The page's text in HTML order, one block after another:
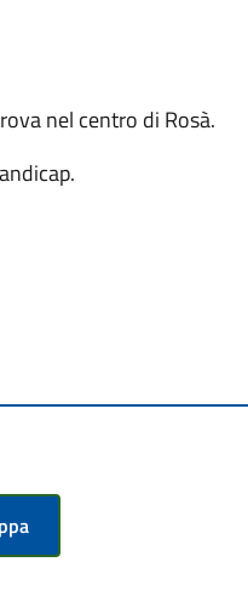
nel centro di Rosà.